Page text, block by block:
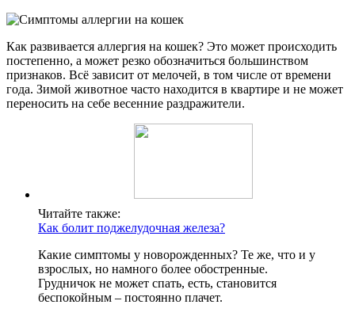
Как развивается аллергия на кошек? Это может происходить
постепенно, а может резко обозначиться большинством
признаков. Всё зависит от мелочей, в том числе от времени
года. Зимой животное часто находится в квартире и не может
переносить на себе весенние раздражители.
Читайте также:
Как болит поджелудочная железа?
Какие симптомы у новорожденных? Те же, что и у
взрослых, но намного более обостренные.
Грудничок не может спать, есть, становится
беспокойным – постоянно плачет.